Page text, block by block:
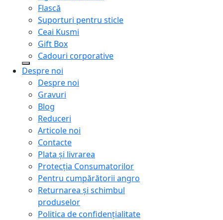
Flască
Suporturi pentru sticle
Ceai Kusmi
Gift Box
Cadouri corporative
Despre noi
Despre noi
Gravuri
Blog
Reduceri
Articole noi
Contacte
Plata și livrarea
Protecţia Consumatorilor
Pentru cumpărătorii angro
Returnarea și schimbul
produselor
Politica de confidențialitate